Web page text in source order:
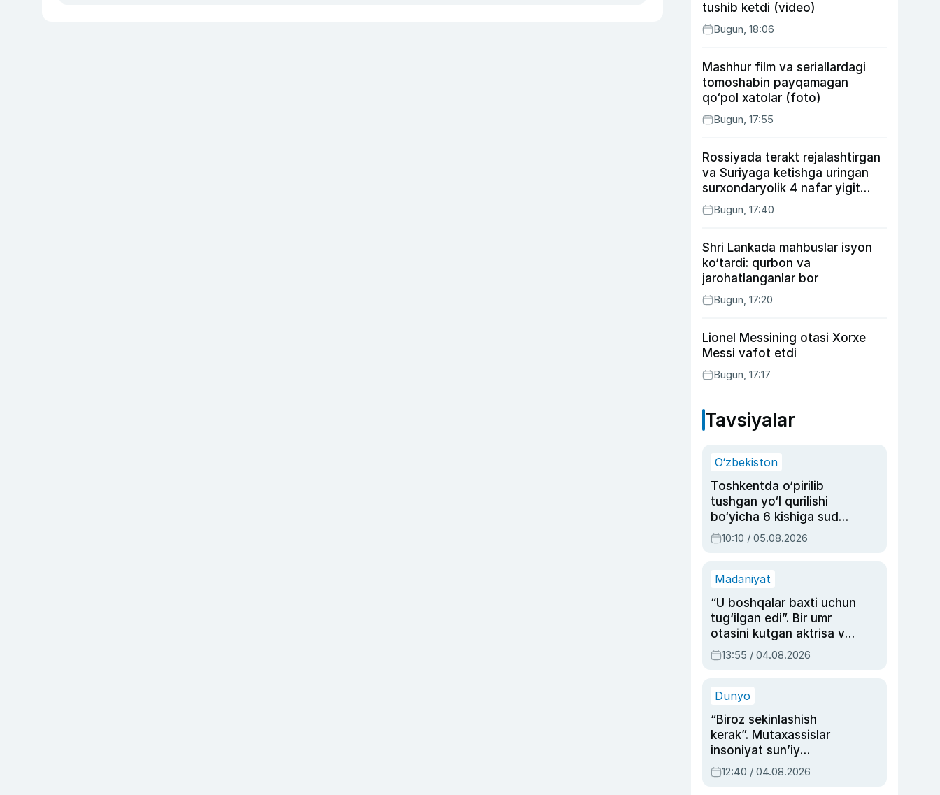
tushib ketdi (video)
Bugun, 18:06
Mashhur film va seriallardagi
tomoshabin payqamagan
qo‘pol xatolar (foto)
Bugun, 17:55
Rossiyada terakt rejalashtirgan
va Suriyaga ketishga uringan
surxondaryolik 4 nafar yigit
qamaldi
Bugun, 17:40
Shri Lankada mahbuslar isyon
ko‘tardi: qurbon va
jarohatlanganlar bor
Bugun, 17:20
Lionel Messining otasi Xorxe
Messi vafot etdi
Bugun, 17:17
Tavsiyalar
O‘zbekiston
Toshkentda o‘pirilib
tushgan yo‘l qurilishi
bo‘yicha 6 kishiga sud
hukmi o‘qildi
10:10 / 05.08.2026
Madaniyat
“U boshqalar baxti uchun
tug‘ilgan edi”. Bir umr
otasini kutgan aktrisa va
dublyaj ustasi Rimma
Ahmedovaning
13:55 / 04.08.2026
Dunyo
“Biroz sekinlashish
kerak”. Mutaxassislar
insoniyat sun’iy
intellektni boshqara
olmay qolishidan xavotir
12:40 / 04.08.2026